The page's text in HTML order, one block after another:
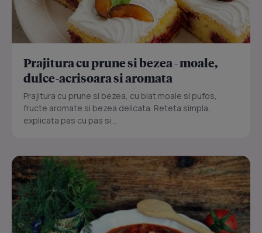
Prajitura cu prune si bezea - moale,
dulce-acrisoara si aromata
Prajitura cu prune si bezea, cu blat moale si pufos,
fructe aromate si bezea delicata. Reteta simpla,
explicata pas cu pas si...